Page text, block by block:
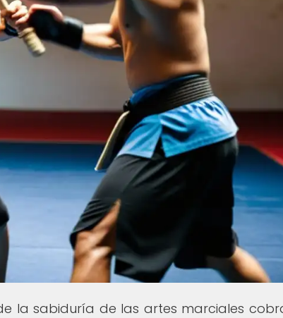
la sabiduría de las artes marciales